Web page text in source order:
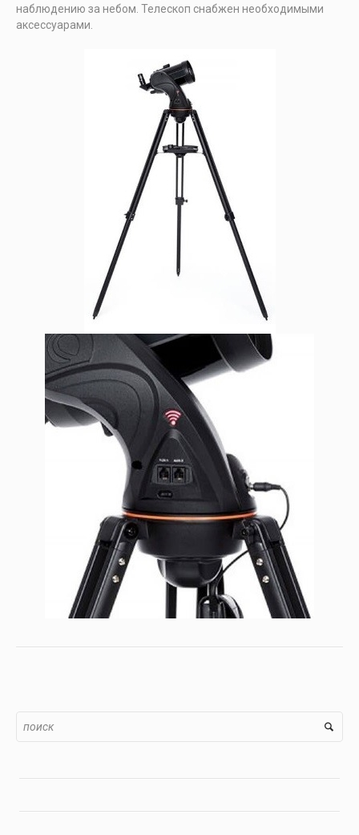
наблюдению за небом. Телескоп снабжен необходимыми
аксессуарами.